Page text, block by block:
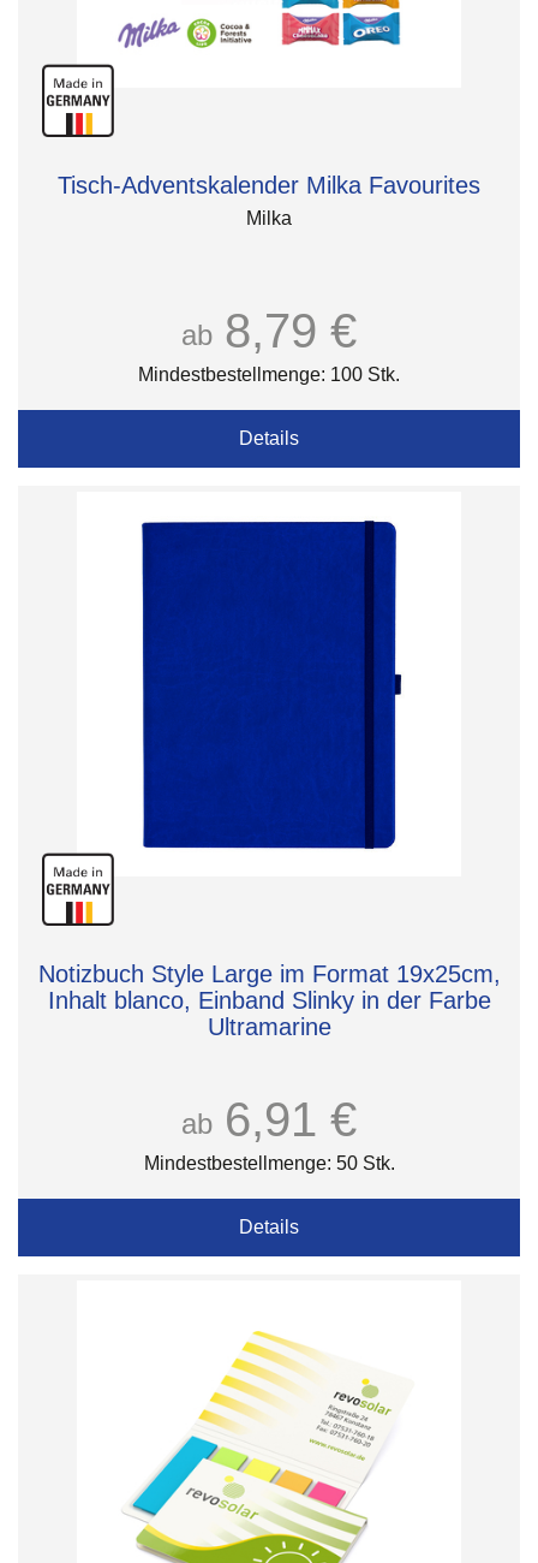
Tisch-Adventskalender Milka Favourites
Milka
ab 8,79 €
Mindestbestellmenge: 100 Stk.
Details
Notizbuch Style Large im Format 19x25cm,
Inhalt blanco, Einband Slinky in der Farbe
Ultramarine
ab 6,91 €
Mindestbestellmenge: 50 Stk.
Details